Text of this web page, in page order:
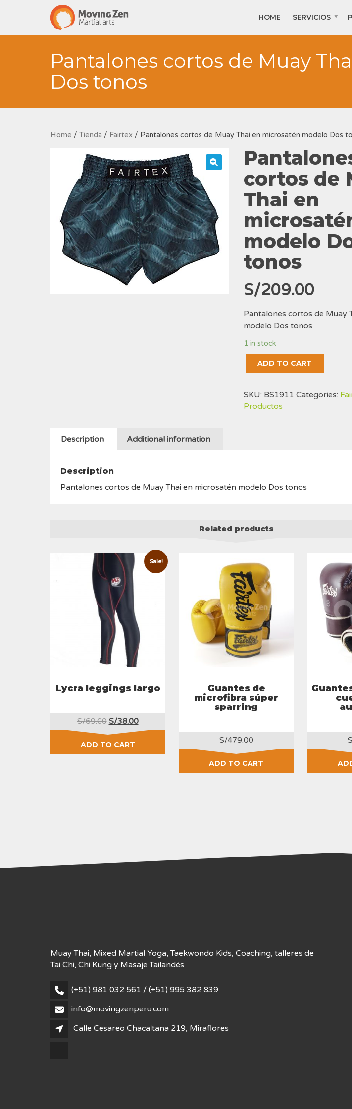
HOME SERVICIOS
Pantalones cortos de Muay
Dos tonos
Home / Tienda / Fairtex / Pantalones cortos de Muay Thai en microsatén modelo Dos
cortos de
Thai en
modelo
tonos
S/209.00
Pantalones cortos de Muay
modelo Dos tonos
1 in stock
Pantalones
cortos
Muay
Thai
ADD TO CART
SKU: BS1911 Categories:
Productos
Description Additional information
Description
Pantalones cortos de Muay Thai en microsatén modelo Dos tonos
Related products
Sale!
Lycra leggings largo
S/69.00 Original
price
was:
S/69.00.
S/38.00Current
price
S/38.00.
ADD TO CART
Guantes de
microfibra súper
sparring
S/479.00
ADD TO CART
Muay Thai, Mixed Martial Yoga, Taekwondo Kids, Coaching, talleres de
Tai Chi, Chi Kung y Masaje Tailandés
(+51) 981 032 561 / (+51) 995 382 839
info@movingzenperu.com
Calle Cesareo Chacaltana 219, Miraflores